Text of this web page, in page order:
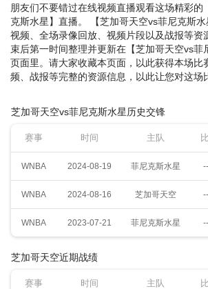
朋友们不要错过在线视频直播观看这场精彩的
克斯水星】直播。 【芝加哥天空vs菲尼克斯
视频、全场录像回放、视频片段以及战报等资
束后第一时间整理并更新在【芝加哥天空vs菲
页面里。请大家收藏本页面，以此获得本场比
频、战报等完整的资源信息，以此让您对这场
芝加哥天空vs菲尼克斯水星历史交锋
赛事 时间 主队
WNBA 2024-08-19 菲尼克斯水星
WNBA 2024-08-16 芝加哥天空
WNBA 2023-07-21 菲尼克斯水星
芝加哥天空近期战绩
赛事 时间 主队